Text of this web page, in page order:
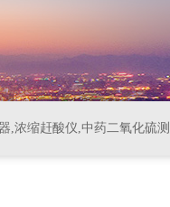
,浓缩赶酸仪,中药二氧化硫